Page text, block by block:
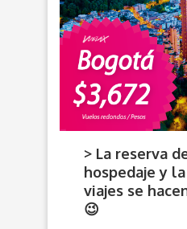
> La reserva
hospedaje y
viajes se
😉